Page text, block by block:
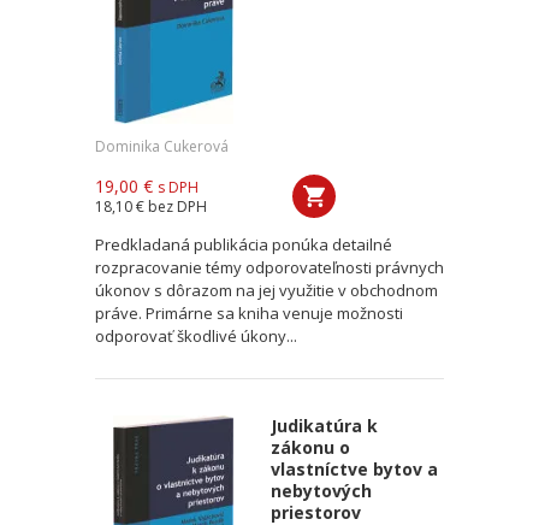
Dominika Cukerová
19,00 € s DPH
18,10 € bez DPH
Predkladaná publikácia ponúka detailné
rozpracovanie témy odporovateľnosti právnych
úkonov s dôrazom na jej využitie v obchodnom
práve. Primárne sa kniha venuje možnosti
odporovať škodlivé úkony...
Judikatúra k
zákonu o
vlastníctve bytov a
nebytových
priestorov